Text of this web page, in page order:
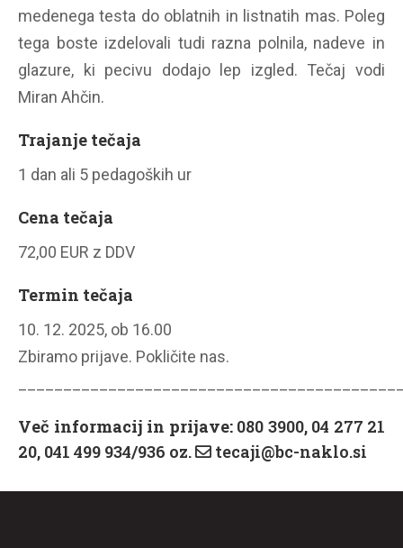
medenega testa do oblatnih in listnatih mas. Poleg
tega boste izdelovali tudi razna polnila, nadeve in
glazure, ki pecivu dodajo lep izgled. Tečaj vodi
Miran Ahčin.
Trajanje tečaja
1 dan ali 5 pedagoških ur
Cena tečaja
72,00 EUR z DDV
Termin tečaja
10. 12. 2025, ob 16.00
Zbiramo prijave. Pokličite nas.
Več informacij in prijave:080 3900, 04 277 21
20, 041 499 934/936 oz.
tecaji@bc-naklo.si